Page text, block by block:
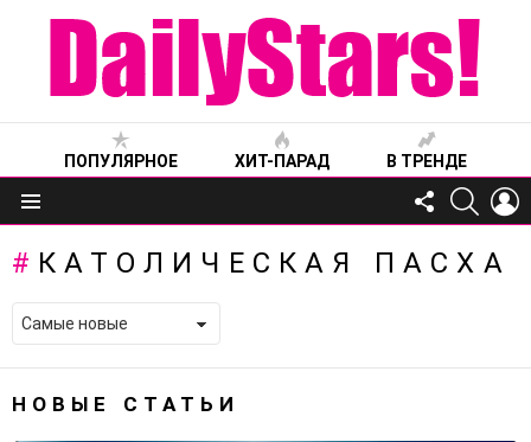
ПОПУЛЯРНОЕ ХИТ-ПАРАД В ТРЕНДЕ
Меню
FOLLOW
US
КАТОЛИЧЕСКАЯ ПАСХА
НОВЫЕ СТАТЬИ